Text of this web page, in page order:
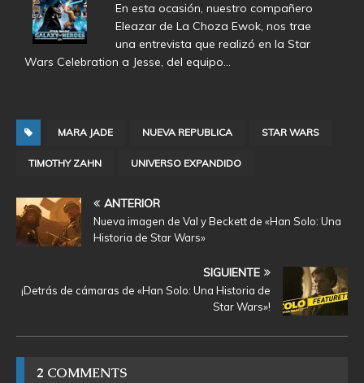
En esta ocasión, nuestro compañero
Eleazar de La Choza Ewok, nos trae
una entrevista que realizó en la Star
Wars Celebration a Jesse, del equipo…
MARA JADE NUEVA REPUBLICA STAR WARS
TIMOTHY ZAHN UNIVERSO EXPANDIDO
ANTERIOR
Nueva imagen de Val y Beckett de «Han Solo: Una
Historia de Star Wars»
SIGUIENTE
¡Detrás de cámaras de «Han Solo: Una Historia de
Star Wars»!
2 COMMENTS